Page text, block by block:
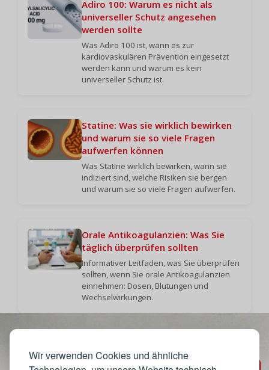
Wir verwenden Cookies und ähnliche
Adiro 100: Warum es nicht als
universeller Schutz angesehen
werden sollte
Was Adiro 100 ist, wann es zur
kardiovaskulären Prävention eingesetzt
werden kann und warum es kein
universeller Schutz ist.
Statine: Was sie wirklich bewirken
und warum sie so viele Fragen
aufwerfen können
Was Statine wirklich bewirken, wann sie
indiziert sind, welche Risiken sie bergen
und warum sie so viele Fragen aufwerfen.
Orale Antikoagulanzien: Was Sie
täglich überprüfen sollten
Informativer Leitfaden, was Sie überprüfen
sollten, wenn Sie orale Antikoagulanzien
einnehmen: Dosen, Blutungen und
Wechselwirkungen.